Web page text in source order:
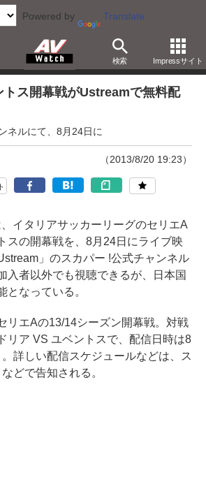
Powered by Translate
検索 Impressサイト
トス開幕戦がUstreamで無料配
ネルにて、8月24日に
（2013/8/20 19:23）
イタリアサッカーリーグのセリエA
スの開幕戦を、8月24日にライブ映
」のスカパー !公式チャンネル
入者以外でも視聴できるが、日本国
となっている。
リエAの13/14シーズン開幕戦。対戦
リア VS ユベントスで、配信日時は8
詳しい配信スケジュールなどは、ス
どで告知される。